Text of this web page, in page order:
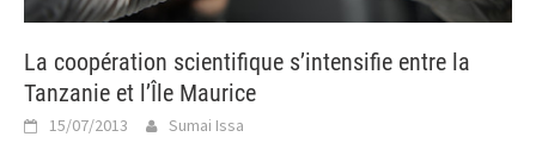
La coopération scientifique s’intensifie entre la
Tanzanie et l’Île Maurice
15/07/2013 Sumai Issa